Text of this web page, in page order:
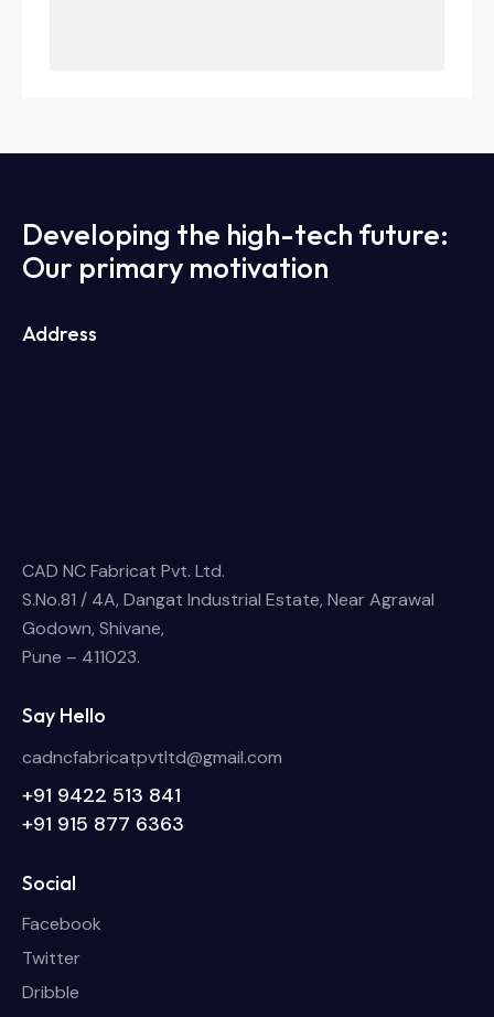
Developing the high-tech future:
Our primary motivation
Address
CAD NC Fabricat Pvt. Ltd.
S.No.81 / 4A, Dangat Industrial Estate, Near Agrawal
Godown, Shivane,
Pune – 411023.
Say Hello
cadncfabricatpvtltd@gmail.com
+91 9422 513 841
+91 915 877 6363
Social
Facebook
Twitter
Dribble